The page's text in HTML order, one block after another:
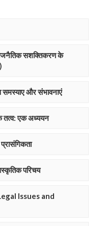
सशक्तिकरण के
समस्याए और संभावनाएं
तत्व: एक अध्ययन
प्रासंगिकता
परिचय
Issues and